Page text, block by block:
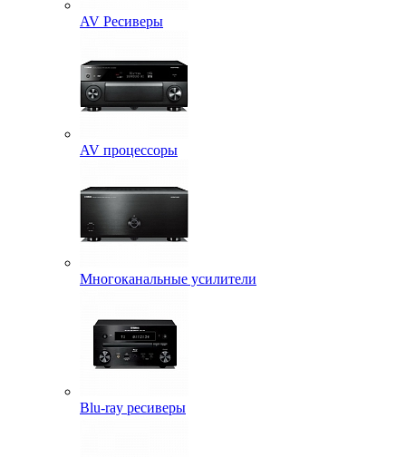
AV Ресиверы
AV процессоры
Многоканальные усилители
Blu-ray ресиверы